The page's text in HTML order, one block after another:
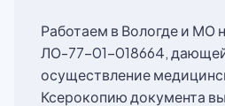
Работаем в Вологде и МО
ЛО-77-01-018664,
осуществление
Ксерокопию документа